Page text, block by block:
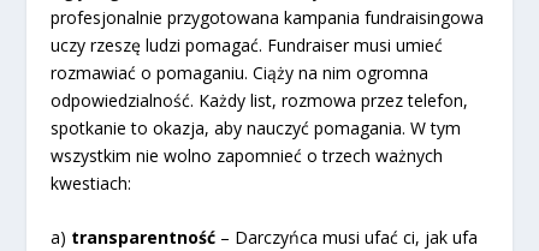
profesjonalnie przygotowana kampania fundraisingowa
uczy rzeszę ludzi pomagać. Fundraiser musi umieć
rozmawiać o pomaganiu. Ciąży na nim ogromna
odpowiedzialność. Każdy list, rozmowa przez telefon,
spotkanie to okazja, aby nauczyć pomagania. W tym
wszystkim nie wolno zapomnieć o trzech ważnych
kwestiach:
a) transparentność – Darczyńca musi ufać ci, jak ufa